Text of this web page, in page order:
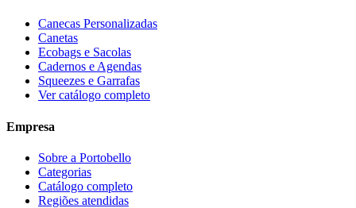
Canecas Personalizadas
Canetas
Ecobags e Sacolas
Cadernos e Agendas
Squeezes e Garrafas
Ver catálogo completo
Empresa
Sobre a Portobello
Categorias
Catálogo completo
Regiões atendidas